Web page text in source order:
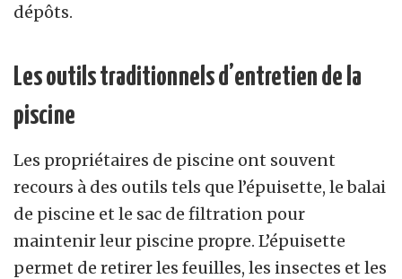
dépôts.
Les outils traditionnels d’entretien de la
piscine
Les propriétaires de piscine ont souvent
recours à des outils tels que l’épuisette, le balai
de piscine et le sac de filtration pour
maintenir leur piscine propre. L’épuisette
permet de retirer les feuilles, les insectes et les